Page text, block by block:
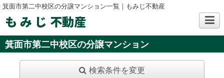
箕面市第二中校区の分譲マンション一覧｜もみじ不動産
も み じ 不動産
箕面市第二中校区の分譲マンション
検索条件を変更